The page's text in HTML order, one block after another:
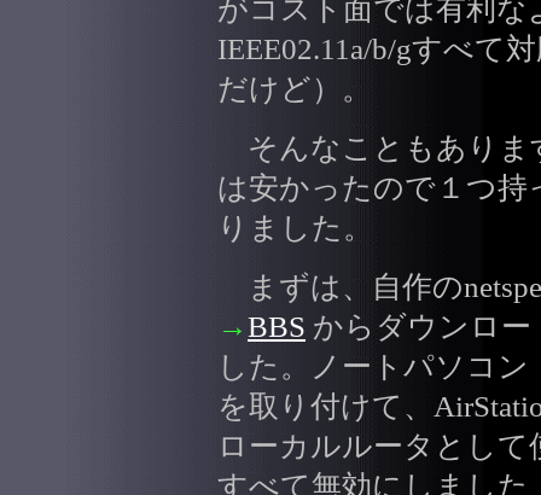
がコスト面では有利
IEEE02.11a/b/gすべて
だけど）。
そんなこともありま
は安かったので１つ
りました。
まずは、自作の
→BBS からダウンロー
した。ノートパソコン
を取り付けて、
ローカルルータとし
すべて無効にしました